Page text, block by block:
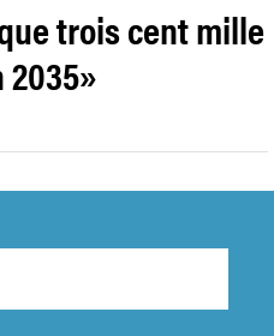
trois cent mille